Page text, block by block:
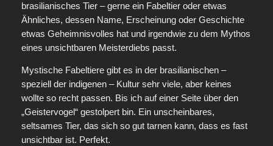
brasilianisches Tier – gerne ein Fabeltier oder etwas
Ähnliches, dessen Name, Erscheinung oder Geschichte
etwas Geheimnisvolles hat und irgendwie zu dem Mythos
eines unsichtbaren Meisterdiebs passt.
Mystische Fabeltiere gibt es in der brasilianischen –
speziell der indigenen – Kultur sehr viele, aber keines
wollte so recht passen. Bis ich auf einer Seite über den
„Geistervogel“ gestolpert bin. Ein unscheinbares,
seltsames Tier, das sich so gut tarnen kann, dass es fast
unsichtbar ist. Perfekt.